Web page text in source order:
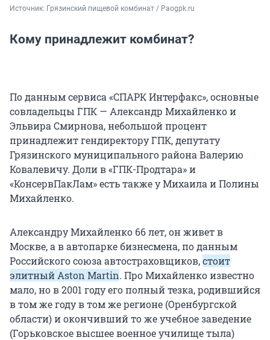
Источник: Грязинский пищевой комбинат / Paogpk.ru
Кому принадлежит комбинат?
По данным сервиса «СПАРК Интерфакс», основные
совладельцы ГПК — Александр Михайленко и
Эльвира Смирнова, небольшой процент
принадлежит гендиректору ГПК, депутату
Грязинского муниципального района Валерию
Ковалевичу. Доли в «ГПК-Продтара» и
«КонсервПакЛам» есть также у Михаила и Полины
Михайленко.
Александру Михайленко 66 лет, он живет в
Москве, а в автопарке бизнесмена, по данным
Российского союза автостраховщиков,стоит
элитный Aston Martin. Про Михайленко известно
мало, но в 2001 году его полный тезка, родившийся
в том же году в том же регионе (Оренбургской
области) и окончивший то же учебное заведение
(Горьковское высшее военное училище тыла)